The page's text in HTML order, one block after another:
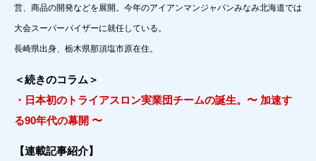
営、商品の開発などを展開。今年のアイアンマンジャパンみなみ北海道では
大会スーパーバイザーに就任している。
長崎県出身、栃木県那須塩市原在住。
＜続きのコラム＞
・日本初のトライアスロン実業団チームの誕生。〜 加速す
る90年代の幕開 〜
【連載記事紹介】